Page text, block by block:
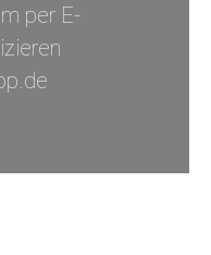
per E-